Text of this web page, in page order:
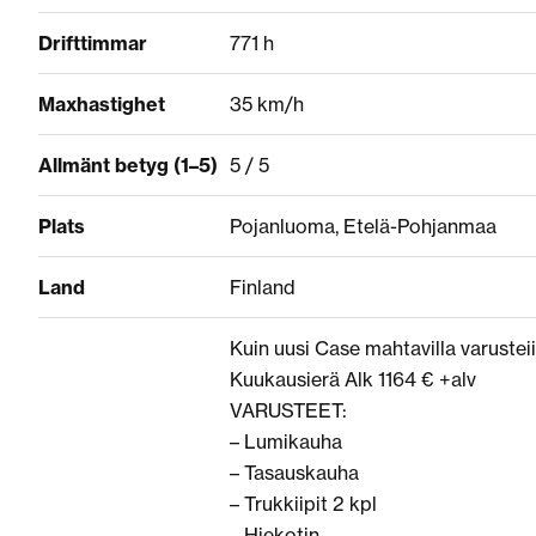
Drifttimmar 771 h
Maxhastighet 35 km/h
Allmänt betyg (1–5) 5 / 5
Plats Pojanluoma, Etelä-Pohjanmaa
Land Finland
Kuin uusi Case mahtavilla
Kuukausierä Alk 1164 € +alv
VARUSTEET:
– Lumikauha
– Tasauskauha
– Trukkiipit 2 kpl